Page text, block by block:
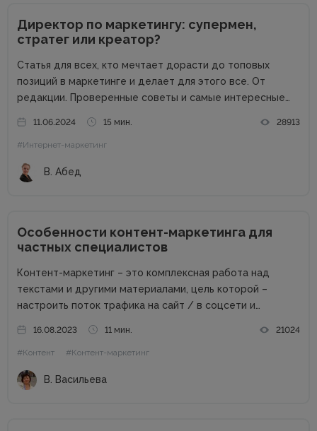
Директор по маркетингу: супермен,
стратег или креатор?
Статья для всех, кто мечтает дорасти до топовых
позиций в маркетинге и делает для этого все. От
редакции. Проверенные советы и самые интересные
на наш телеграм-канал и получайте каждую неделю
новую порцию...
11.06.2024 15 мин. 28913
#Интернет-маркетинг
В. Абед
Особенности контент-маркетинга для
частных специалистов
Контент-маркетинг – это комплексная работа над
текстами и другими материалами, цель которой –
настроить поток трафика на сайт / в соцсети и
маркетинге для компаний в сети много. А вот как быть
частным специалистам, которые...
16.08.2023 11 мин. 21024
#Контент #Контент-маркетинг
В. Васильева